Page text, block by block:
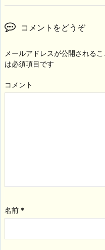
コメントをどうぞ
メールアドレスが公開されるこ
は必須項目です
コメント
名前 *